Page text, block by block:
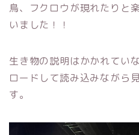
鳥、フクロウが現れたりと
いました！！
生き物の説明はかかれてい
ロードして読み込みながら
す。